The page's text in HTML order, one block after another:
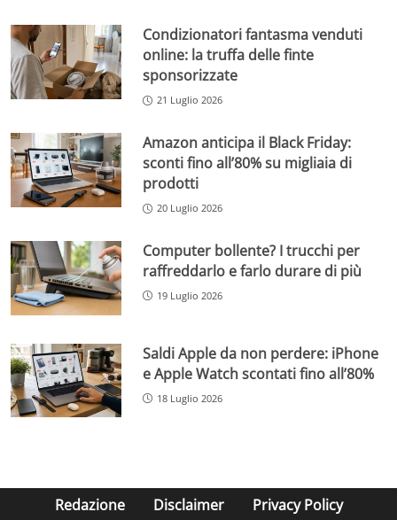
Condizionatori fantasma venduti
online: la truffa delle finte
sponsorizzate
21 Luglio 2026
Amazon anticipa il Black Friday:
sconti fino all’80% su migliaia di
prodotti
20 Luglio 2026
Computer bollente? I trucchi per
raffreddarlo e farlo durare di più
19 Luglio 2026
Saldi Apple da non perdere: iPhone
e Apple Watch scontati fino all’80%
18 Luglio 2026
Redazione Disclaimer Privacy Policy